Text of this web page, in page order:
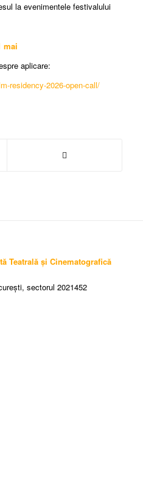
la evenimentele festivalului
mai
aplicare:
residency-2026-open-call/
Teatrală și Cinematografică
sectorul 2021452